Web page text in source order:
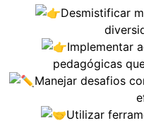
Desmistificar
Implementar
pedagógicas
Manejar desafios
Utilizar